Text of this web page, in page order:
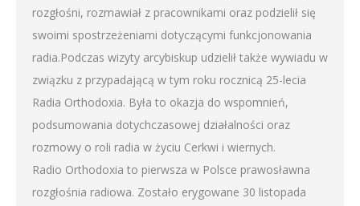
rozgłośni, rozmawiał z pracownikami oraz podzielił się
swoimi spostrzeżeniami dotyczącymi funkcjonowania
radia.Podczas wizyty arcybiskup udzielił także wywiadu w
związku z przypadającą w tym roku rocznicą 25-lecia
Radia Orthodoxia. Była to okazja do wspomnień,
podsumowania dotychczasowej działalności oraz
rozmowy o roli radia w życiu Cerkwi i wiernych.
Radio Orthodoxia to pierwsza w Polsce prawosławna
rozgłośnia radiowa. Zostało erygowane 30 listopada